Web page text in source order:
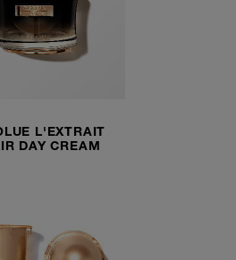
L'EXTRAIT
DAY CREAM